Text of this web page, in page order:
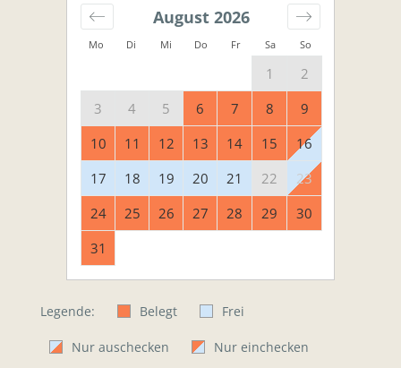
Mo Di Mi Do Fr Sa So
August 2026
1
2
3
4 5 6 7 8
9
10
11 12 13 14 15
16
17
18 19 20 21 22
23
24
25 26 27 28 29
30
31
Legende: Belegt Frei
Nur auschecken
Nur einchecken